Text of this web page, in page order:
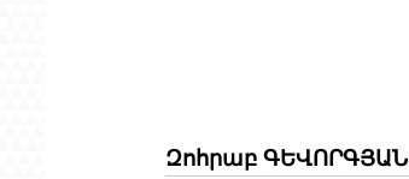
Զոհրաբ ԳԵՎՈՐԳՅԱՆ